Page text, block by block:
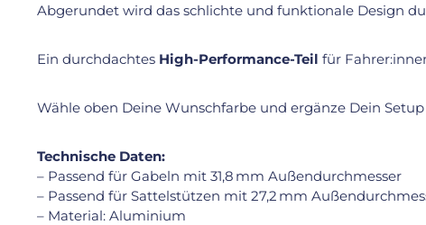
Abgerundet wird das schlichte und funktionale Design
Ein durchdachtes High-Performance-Teil für
Wähle oben Deine Wunschfarbe und ergänze Dein
Technische Daten:
– Passend für Gabeln mit 31,8 mm Außendurchmesser
– Passend für Sattelstützen mit 27,2 mm
– Material: Aluminium